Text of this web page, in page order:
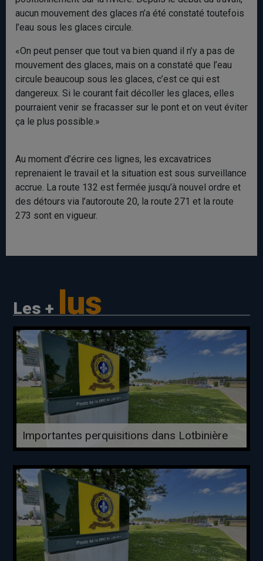
aucun mouvement des glaces n’a été constaté toutefois
l’eau sous les glaces circule.
«On peut penser que tout va bien quand il n’y a pas de
mouvement des glaces, mais on a constaté que l’eau
circule beaucoup sous les glaces, c’est ce qui est
dangereux. Si le courant fait décoller les glaces, elles
pourraient venir se fracasser sur le pont et on veut éviter
ça le plus possible.»
Au moment d’écrire ces lignes, les excavatrices
reprenaient le travail et la situation est sous surveillance
accrue. La route 132 est fermée jusqu’à nouvel ordre et
des détours via l’autoroute 20, la route 271 et la route
273 sont en vigueur.
Les + lus
Importantes perquisitions dans Lotbinière